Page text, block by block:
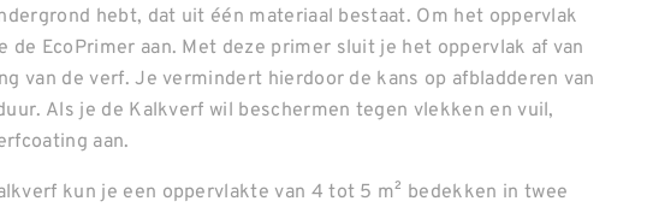
hebt, dat uit één materiaal bestaat. Om het oppervlak
EcoPrimer aan. Met deze primer sluit je het oppervlak af van
van de verf. Je vermindert hierdoor de kans op afbladderen van
Als je de Kalkverf wil beschermen tegen vlekken en vuil,
aan.
kun je een oppervlakte van 4 tot 5 m² bedekken in twee